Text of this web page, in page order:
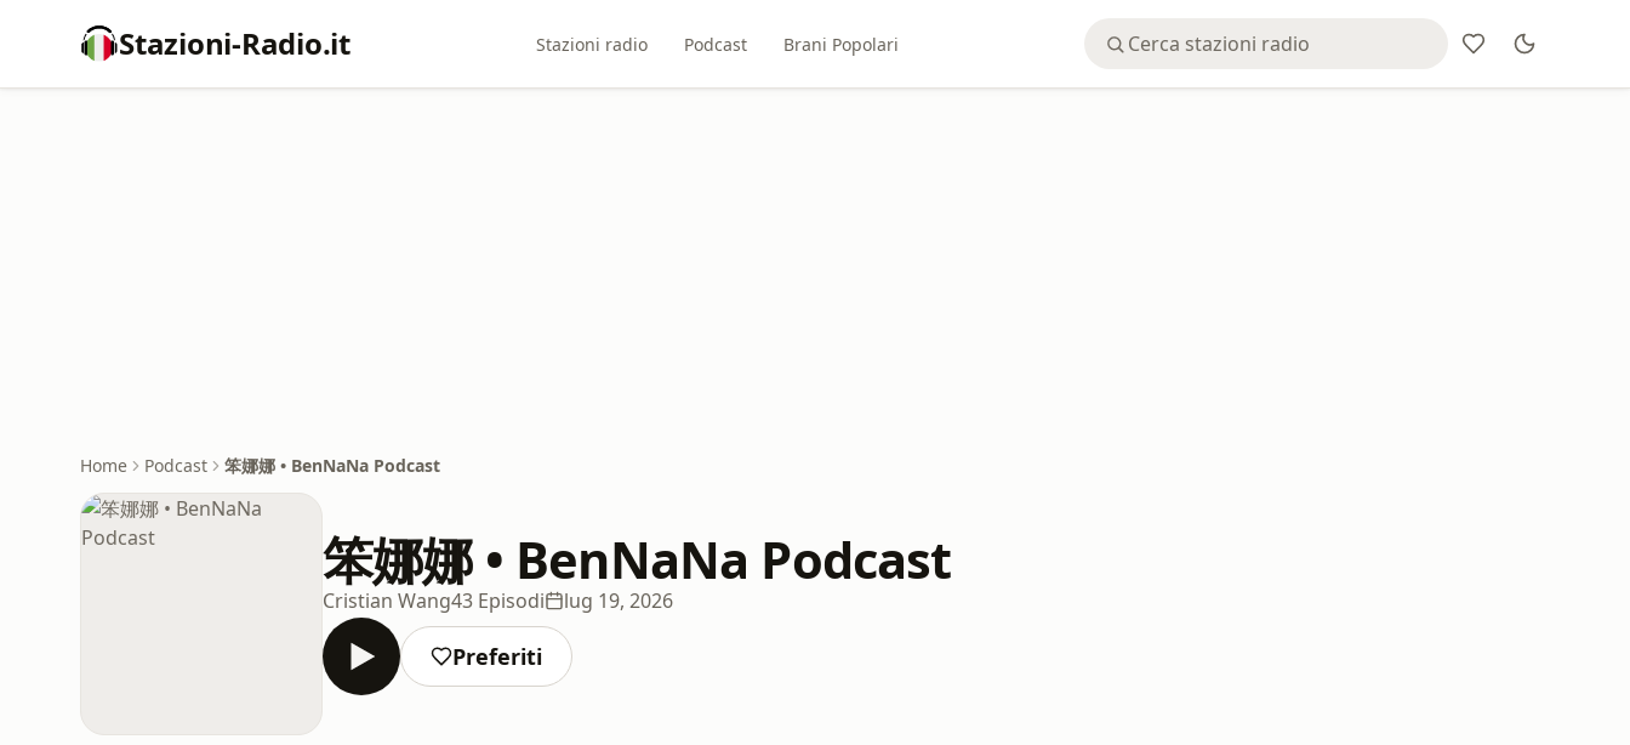
Stazioni-Radio.it Stazioni radio Podcast Brani Popolari
Home Podcast 笨娜娜 • BenNaNa Podcast
笨娜娜 • BenNaNa Podcast
Cristian Wang43 Episodi lug 19, 2026
Preferiti